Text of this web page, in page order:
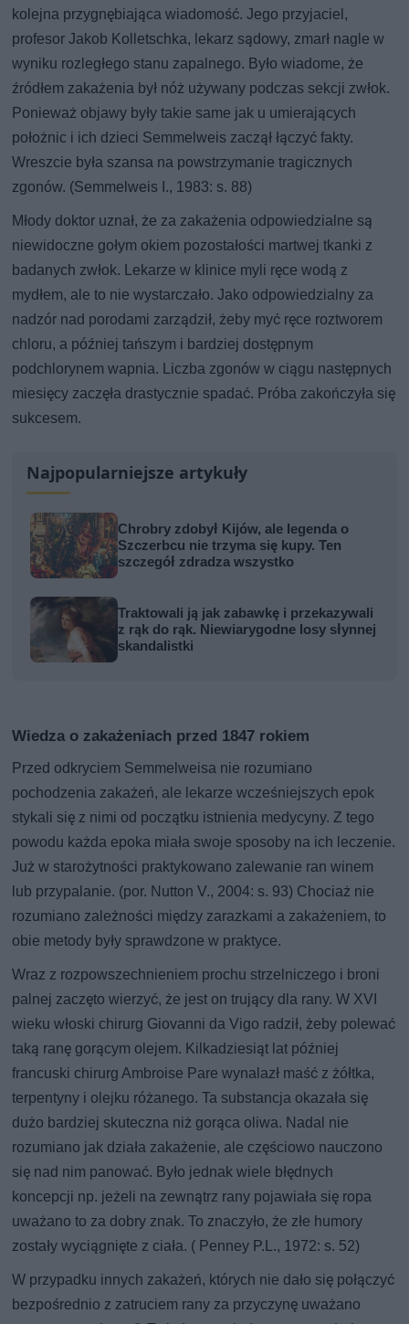
kolejna przygnębiająca wiadomość. Jego przyjaciel,
profesor Jakob Kolletschka, lekarz sądowy, zmarł nagle w
wyniku rozległego stanu zapalnego. Było wiadome, że
źródłem zakażenia był nóż używany podczas sekcji zwłok.
Ponieważ objawy były takie same jak u umierających
położnic i ich dzieci Semmelweis zaczął łączyć fakty.
Wreszcie była szansa na powstrzymanie tragicznych
zgonów. (Semmelweis I., 1983: s. 88)
Młody doktor uznał, że za zakażenia odpowiedzialne są
niewidoczne gołym okiem pozostałości martwej tkanki z
badanych zwłok. Lekarze w klinice myli ręce wodą z
mydłem, ale to nie wystarczało. Jako odpowiedzialny za
nadzór nad porodami zarządził, żeby myć ręce roztworem
chloru, a później tańszym i bardziej dostępnym
podchlorynem wapnia. Liczba zgonów w ciągu następnych
miesięcy zaczęła drastycznie spadać. Próba zakończyła się
sukcesem.
Najpopularniejsze artykuły
Chrobry zdobył Kijów, ale legenda o
Szczerbcu nie trzyma się kupy. Ten
szczegół zdradza wszystko
Traktowali ją jak zabawkę i przekazywali
z rąk do rąk. Niewiarygodne losy słynnej
skandalistki
Wiedza o zakażeniach przed 1847 rokiem
Przed odkryciem Semmelweisa nie rozumiano
pochodzenia zakażeń, ale lekarze wcześniejszych epok
stykali się z nimi od początku istnienia medycyny. Z tego
powodu każda epoka miała swoje sposoby na ich leczenie.
Już w starożytności praktykowano zalewanie ran winem
lub przypalanie. (por. Nutton V., 2004: s. 93) Chociaż nie
rozumiano zależności między zarazkami a zakażeniem, to
obie metody były sprawdzone w praktyce.
Wraz z rozpowszechnieniem prochu strzelniczego i broni
palnej zaczęto wierzyć, że jest on trujący dla rany. W XVI
wieku włoski chirurg Giovanni da Vigo radził, żeby polewać
taką ranę gorącym olejem. Kilkadziesiąt lat później
francuski chirurg Ambroise Pare wynalazł maść z żółtka,
terpentyny i olejku różanego. Ta substancja okazała się
dużo bardziej skuteczna niż gorąca oliwa. Nadal nie
rozumiano jak działa zakażenie, ale częściowo nauczono
się nad nim panować. Było jednak wiele błędnych
koncepcji np. jeżeli na zewnątrz rany pojawiała się ropa
uważano to za dobry znak. To znaczyło, że złe humory
zostały wyciągnięte z ciała. ( Penney P.L., 1972: s. 52)
W przypadku innych zakażeń, których nie dało się połączyć
bezpośrednio z zatruciem rany za przyczynę uważano